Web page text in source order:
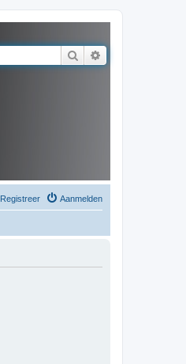
Zoek
Aanmelden
Registreer